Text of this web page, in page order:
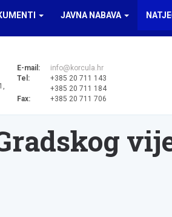
JAVNA NABAVA
E-mail:
info@korcula.hr
Tel:
+385 20 711 143
+385 20 711 184
Fax:
+385 20 711 706